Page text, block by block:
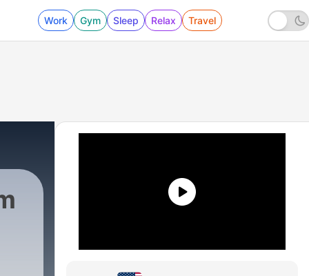
Work Gym Sleep Relax Travel